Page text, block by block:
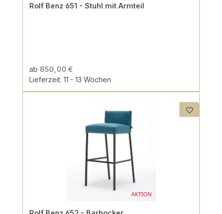
Rolf Benz 651 - Stuhl mit Armteil
ab 850,00 €
Lieferzeit: 11 - 13 Wochen